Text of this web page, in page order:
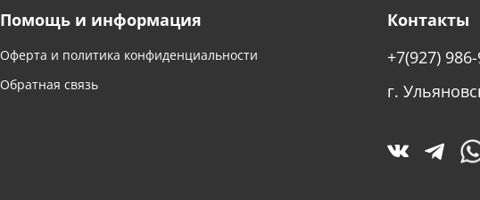
Помощь и информация
Оферта и политика конфиденциальности
Обратная связь
Контакты
+7(927)
г.